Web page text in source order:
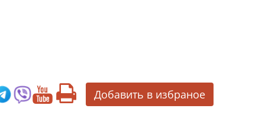
Добавить в избраное